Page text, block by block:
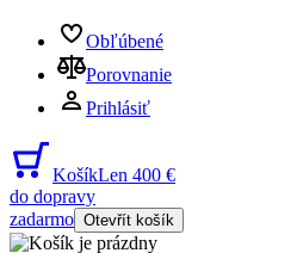
Obľúbené
Porovnanie
Prihlásiť
KošíkLen 400 €
do dopravy
zadarmo Otevřít košík